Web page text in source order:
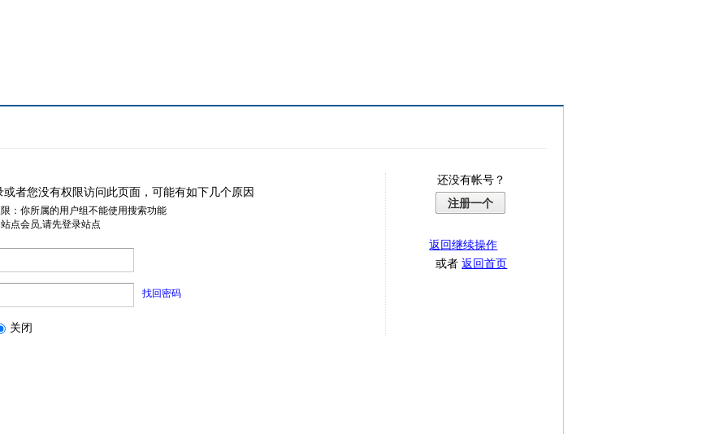
或者您没有权限访问此页面，可能有如下几个原因
：你所属的用户组不能使用搜索功能
点会员,请先登录站点
找回密码
关闭
还没有帐号？
注册一个
返回继续操作
或者返回首页